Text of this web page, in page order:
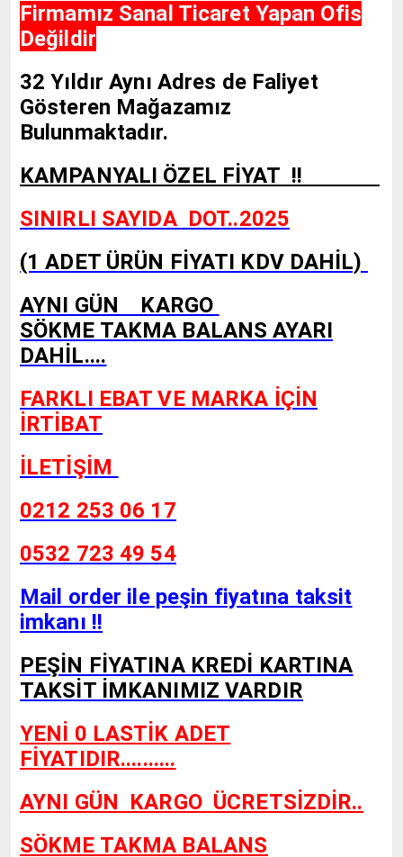
Firmamız Sanal Ticaret Yapan Ofis
Değildir
32 Yıldır Aynı Adres de Faliyet
Gösteren Mağazamız
Bulunmaktadır.
KAMPANYALI ÖZEL FİYAT !!
SINIRLI SAYIDA DOT..2025
(1 ADET ÜRÜN FİYATI KDV DAHİL)
AYNI GÜN KARGO
SÖKME TAKMA BALANS AYARI
DAHİL....
FARKLI EBAT VE MARKA İÇİN
İRTİBAT
İLETİŞİM
0212 253 06 17
0532 723 49 54
Mail order ile peşin fiyatına taksit
imkanı !!
PEŞİN FİYATINA KREDİ KARTINA
TAKSİT İMKANIMIZ VARDIR
YENİ 0 LASTİK ADET
FİYATIDIR..........
AYNI GÜN KARGO ÜCRETSİZDİR..
SÖKME TAKMA BALANS